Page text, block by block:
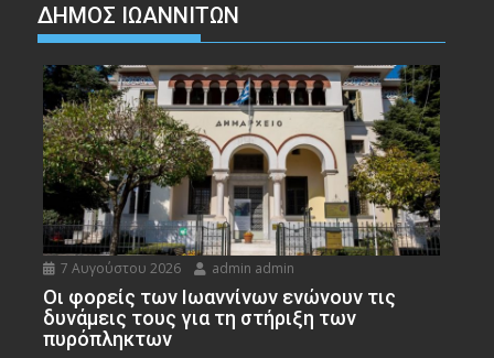
ΔΗΜΟΣ ΙΩΑΝΝΙΤΩΝ
7 Αυγούστου 2026 admin admin
Οι φορείς των Ιωαννίνων ενώνουν τις
δυνάμεις τους για τη στήριξη των
πυρόπληκτων